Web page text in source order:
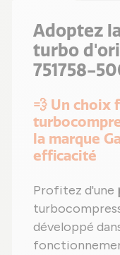
Adoptez
turbo
751758-
💨 Un choix
la marque
efficacité
Profitez d'une
développé